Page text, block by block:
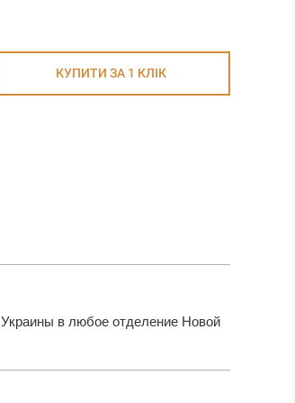
КУПИТИ ЗА 1 КЛIК
в любое отделение Новой